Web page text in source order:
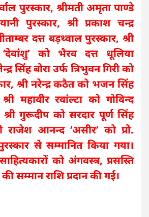
पुरस्कार, श्रीमती अमृता पाण्डे
पुरस्कार, श्री प्रकाश चन्द्र
दत्त बड़थ्वाल पुरस्कार, श्री
‘देवांशु’ को भैरव दत्त धूलिया
सिंह बोरा उर्फ त्रिभुवन गिरी को
श्री नरेन्द्र कठैत को भजन सिंह
महावीर रवांल्टा को गोविन्द
गुरूदीप को सरदार पूर्ण सिंह
राजेश आनन्द ‘असीर’ को प्रो.
से सम्मानित किया गया।
को अंगवस्त्र, प्रसस्ति
सम्मान राशि प्रदान की गई।